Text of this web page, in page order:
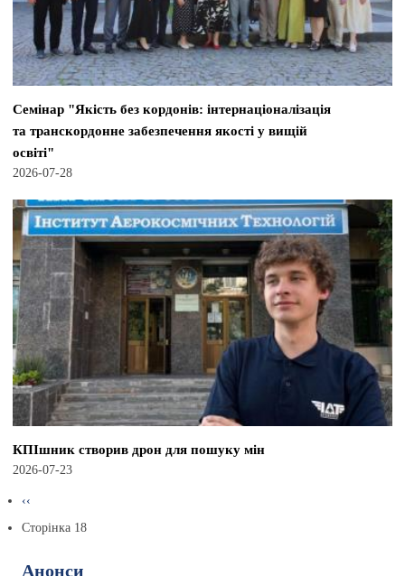
Семінар "Якість без кордонів: інтернаціоналізація
та транскордонне забезпечення якості у вищій
освіті"
2026-07-28
КПІшник створив дрон для пошуку мін
2026-07-23
Розбивка
на
Попередня
сторінка
‹‹
Сторінка 18
Анонси